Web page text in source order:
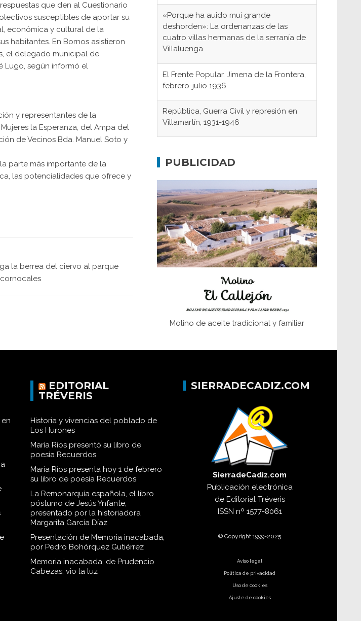
que den al Cuestionario
susceptibles de aportar su
económica y cultural de la
habitantes. En Bornos asistieron
el delegado municipal de
Lugo, según informó el
y representantes de la
la Esperanza, del Ampa del
de Vecinos Bda. Manuel Soto y
parte más importante de la
las potencialidades que ofrece y
la berrea del ciervo al parque
«Porque ha auido mui grande
deshorden»: La ordenanzas de las
cuatro villas hermanas de la serranía de
Villaluenga
El Frente Popular. Jimena de la Frontera,
febrero-julio 1936
República, Guerra Civil y represión en
Villamartín, 1931-1946
concentración nazis
fundaciones de Bornos
El Frente Popular. Ubrique, febrero-julio
1936
Juntar las letras. La alfabetización en el
campo: del afán de saber a la
Historia y vivencias del poblado de Los
PUBLICIDAD
Molino de aceite tradicional y familiar
EDITORIAL
TRÉVERIS
Historia y vivencias del poblado de
Los Hurones
María Ríos presentó su libro de
poesía Recuerdos
María Ríos presenta hoy 1 de febrero
su libro de poesía Recuerdos
La Remonarquía española, el libro
póstumo de Jesús Ynfante,
presentado por la historiadora
Margarita García Díaz
Presentación de Memoria inacabada,
por Pedro Bohórquez Gutiérrez
Memoria inacabada, de Prudencio
Cabezas, vio la luz
SIERRADECADIZ.COM
SierradeCadiz.com
Publicación electrónica
de Editorial Tréveris
ISSN nº 1577-8061
© Copyright 1999-2025
Aviso legal
Política de privacidad
Uso de cookies
Ajuste de cookies